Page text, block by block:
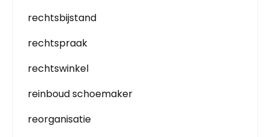
rechtsbijstand
rechtspraak
rechtswinkel
reinboud schoemaker
reorganisatie